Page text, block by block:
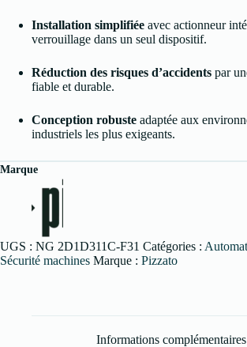
Installation simplifiée avec actionneur
verrouillage dans un seul dispositif.
Réduction des risques d’accidents par
fiable et durable.
Conception robuste adaptée aux
industriels les plus exigeants.
Marque
UGS : NG 2D1D311C-F31 Catégories :
Sécurité machines Marque : Pizzato
Informations complémentaires